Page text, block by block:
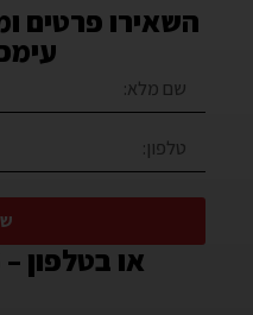
השאירו פרטים
או בטלפון – 077-2319216